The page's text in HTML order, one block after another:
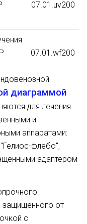
07.01.uv200
07.01.wf200
07.01.wf300
07.01.uv400
диаграммой
для лечения
и
аппаратами:
флебо",
адаптером
защищенного от
с